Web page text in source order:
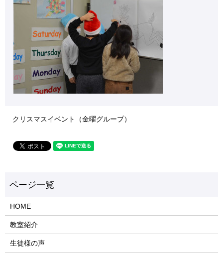
クリスマスイベント（金曜グループ）
HOME
教室紹介
生徒様の声